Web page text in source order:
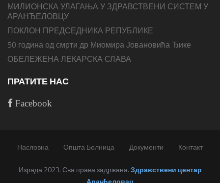
МИЛИОНСКА УЛАГАЊА У ЗДРАВСТВЕНИ СИСТЕМ У
АРАНЂЕЛОВЦУ
ПОКЛОН ПРЕДСЕДНИКА РЕПУБЛИКЕ
50 година од смрти др Миомира Јовановића Ђике
ОБЕЛЕЖЕНА ЛЕКАРСКА СЛАВА
ПРАТИТЕ НАС
Facebook
Насловна Општа Болница Документи Контакт
Израда 2023. Сва права задржана.Здравствени центар